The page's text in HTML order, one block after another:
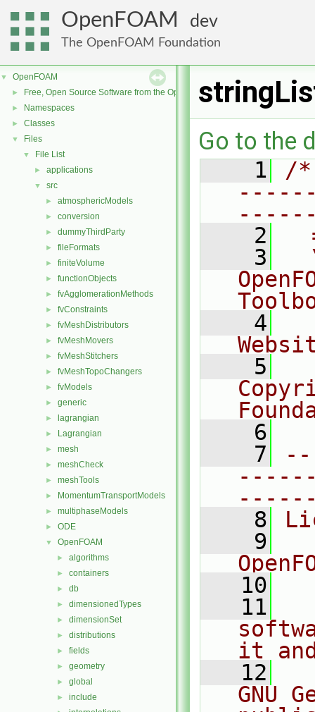
OpenFOAM dev
The OpenFOAM Foundation
▼ OpenFOAM
► Free, Open Source Software from the OpenFOAM Foundation
► Namespaces
► Classes
▼ Files
▼ File List
► applications
▼ src
► atmosphericModels
► conversion
► dummyThirdParty
► fileFormats
► finiteVolume
► functionObjects
► fvAgglomerationMethods
► fvConstraints
► fvMeshDistributors
► fvMeshMovers
► fvMeshStitchers
► fvMeshTopoChangers
► fvModels
► generic
► lagrangian
► Lagrangian
► mesh
► meshCheck
► meshTools
► MomentumTransportModels
► multiphaseModels
► ODE
▼ OpenFOAM
► algorithms
► containers
► db
► dimensionedTypes
► dimensionSet
► distributions
► fields
► geometry
► global
► include
Go to the
    1
/
    2
    3
    4
    5
    6
    7
    8
    9
   10
   11
it
   12
GNU